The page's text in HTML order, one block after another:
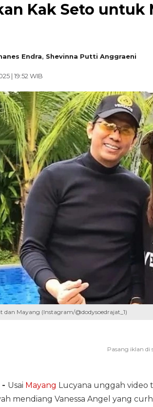
Kak Seto untuk
Endra, Shevinna Putti Anggraeni
| 19:52 WIB
dan Mayang (Instagram/@dodysoedrajat_1)
- Usai Mayang Lucyana unggah video
mendiang Vanessa Angel yang